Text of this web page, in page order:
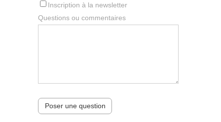
Inscription à la newsletter
Questions ou commentaires
Poser une question